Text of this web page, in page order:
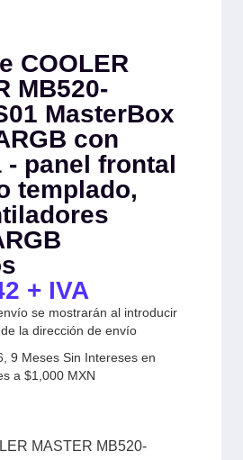
COOLER
MB520-
MasterBox
con
- panel frontal
templado,
+ IVA
se mostrarán al introducir
la dirección de envío
9 Meses Sin Intereses en
a $1,000 MXN
MASTER MB520-